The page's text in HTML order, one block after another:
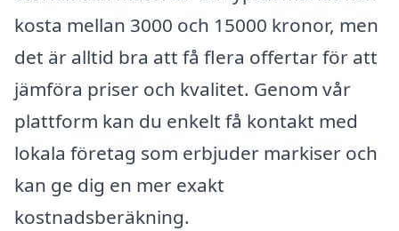
kosta mellan 3000 och 15000 kronor, men
det är alltid bra att få flera offertar för att
jämföra priser och kvalitet. Genom vår
plattform kan du enkelt få kontakt med
lokala företag som erbjuder markiser och
kan ge dig en mer exakt
kostnadsberäkning.